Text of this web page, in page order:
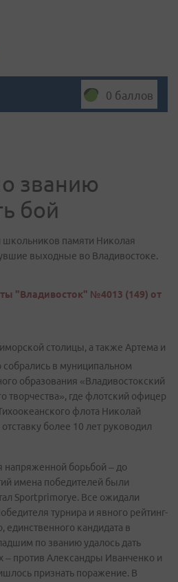
0 баллов
званию
бой
школьников памяти Николая
выходные во Владивостоке.
"Владивосток" №4013 (149) от
столицы, а также Артема и
в муниципальном
образования «Владивостокский
творчества», где флотский офицер
флота Николай
более 10 лет руководил
напряженной борьбой – до
имена победителей были
Sportprimorye. Все ожидали
турнира и явного рейтинг-
кандидата в
по званию удалось дать
– против Александры Иванченко и
признать поражение. В